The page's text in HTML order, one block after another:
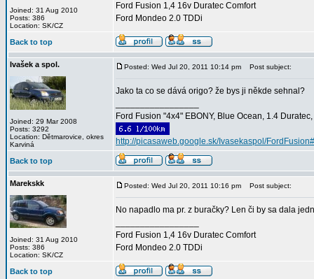
Joined: 31 Aug 2010
Posts: 386
Location: SK/CZ
Ford Fusion 1,4 16v Duratec Comfort
Ford Mondeo 2.0 TDDi
Back to top
Ivašek a spol.
Joined: 29 Mar 2008
Posts: 3292
Location: Dětmarovice, okres
Karviná
Posted: Wed Jul 20, 2011 10:14 pm Post subject:
Jako ta co se dává origo? že bys ji někde sehnal?
Ford Fusion "4x4" EBONY, Blue Ocean, 1.4
http://picasaweb.google.sk/Ivasekaspol/FordFusion#
Back to top
Marekskk
Joined: 31 Aug 2010
Posts: 386
Location: SK/CZ
Posted: Wed Jul 20, 2011 10:16 pm Post subject:
No napadlo ma pr. z buračky? Len či by sa dala
Ford Fusion 1,4 16v Duratec Comfort
Ford Mondeo 2.0 TDDi
Back to top